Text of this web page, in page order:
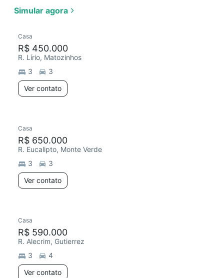
Simular agora
Casa
R$ 450.000
R. Lírio, Matozinhos
3
3
Ver contato
Casa
R$ 650.000
R. Eucalipto, Monte Verde
3
3
Ver contato
Casa
R$ 590.000
R. Alecrim, Gutierrez
3
4
Ver contato